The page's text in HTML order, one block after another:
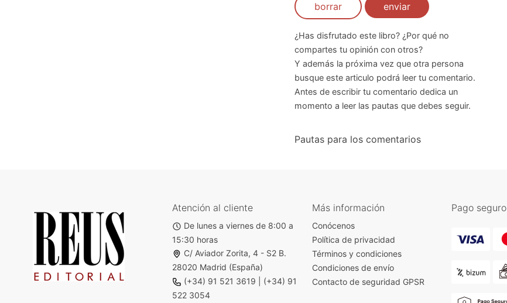
borrar enviar
¿Has disfrutado este libro? ¿Por qué no
compartes tu opinión con otros?
Y además la próxima vez que otra persona
busque este articulo podrá leer tu comentario.
Antes de escribir tu comentario dedica un
momento a leer las pautas que debes seguir.
Pautas para los comentarios
Atención al cliente
De lunes a viernes de 8:00 a
15:30 horas
C/ Aviador Zorita, 4 - S2 B.
28020 Madrid (España)
(+34) 91 521 3619
(+34) 91
522 3054
Más información
Conócenos
Política de privacidad
Términos y condiciones
Condiciones de envío
Contacto de seguridad GPSR
Pago seguro